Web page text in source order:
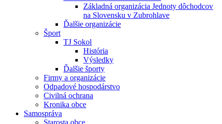
Základná organizácia Jednoty dôchodcov
na Slovensku v Zubrohlave
Ďalšie organizácie
Šport
TJ Sokol
História
Výsledky
Ďalšie športy
Firmy a organizácie
Odpadové hospodárstvo
Civilná ochrana
Kronika obce
Samospráva
Starosta obce